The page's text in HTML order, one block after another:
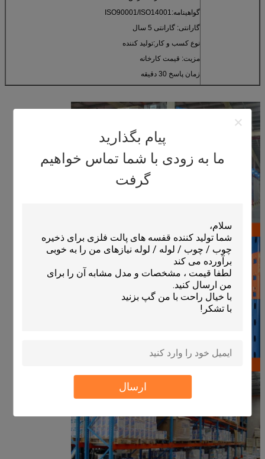
پیام بگذارید
ما به زودی با شما تماس خواهیم
گرفت
ارسال
گواهینامه:ISO90001/ISO14001
گارانتی: گارانتی 5 سال
نوع کسب و کار:تولید کننده
مزیت: قیمت کارخانه
زمان پاسخ 30 دقيقه